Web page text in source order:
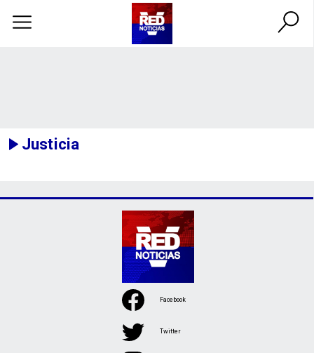
Justicia
Facebook
Twitter